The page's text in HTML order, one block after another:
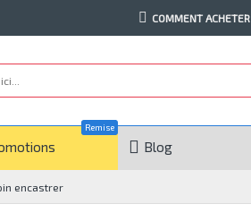
COMMENT ACHETER
Remise
Blog
encastrer